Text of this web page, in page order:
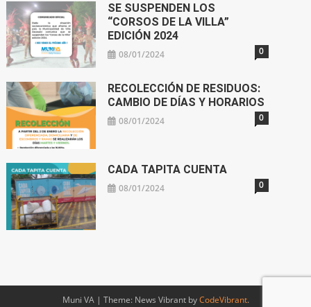
SE SUSPENDEN LOS
“CORSOS DE LA VILLA”
EDICIÓN 2024
08/01/2024 0
RECOLECCIÓN DE RESIDUOS:
CAMBIO DE DÍAS Y HORARIOS
08/01/2024 0
CADA TAPITA CUENTA
08/01/2024 0
Muni VA | Theme: News Vibrant byCodeVibrant.